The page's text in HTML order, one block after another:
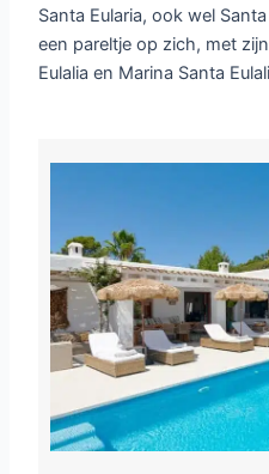
Santa Eularia, ook wel
een pareltje op zich, met
Eulalia en Marina Santa